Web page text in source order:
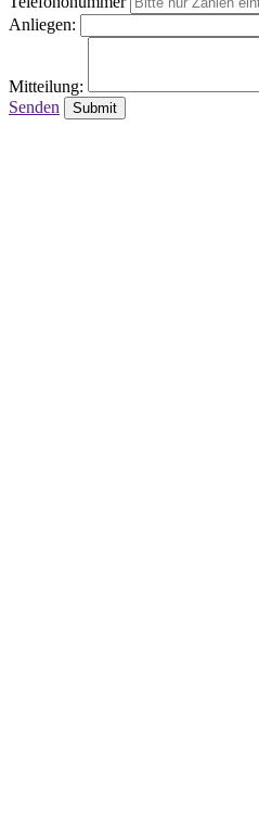
Anliegen:
Mitteilung:
Senden